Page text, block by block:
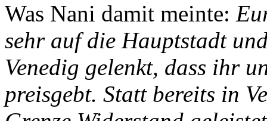
Was Nani damit meinte:
sehr auf die Hauptstadt
Venedig gelenkt, dass ihr
preisgebt. Statt bereits in